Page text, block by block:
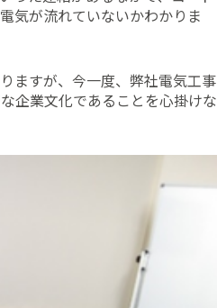
気が流れていないかわかりま
ますが、今一度、弊社電気工事
企業文化であることを心掛けな